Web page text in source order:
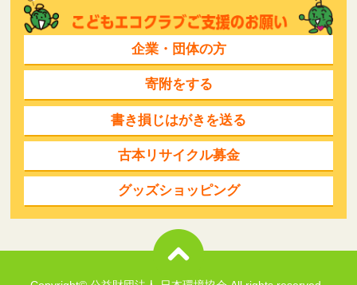
企業・団体の方
寄附をする
書き損じはがきを送る
古本リサイクル募金
グッズショッピング